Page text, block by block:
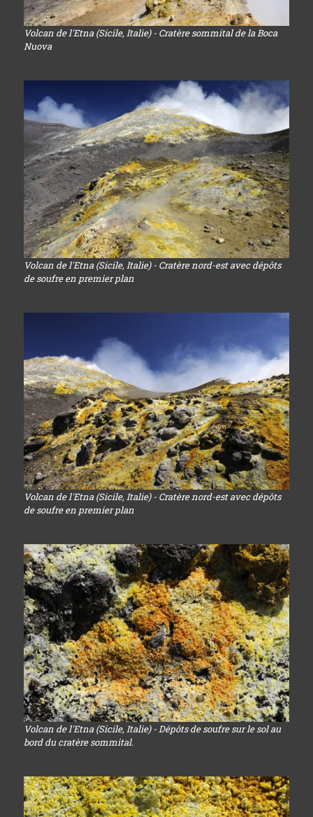
Volcan de l'Etna (Sicile, Italie) - Cratère sommital de la Boca
Nuova
Volcan de l'Etna (Sicile, Italie) - Cratère nord-est avec dépôts
de soufre en premier plan
Volcan de l'Etna (Sicile, Italie) - Cratère nord-est avec dépôts
de soufre en premier plan
Volcan de l'Etna (Sicile, Italie) - Dépôts de soufre sur le sol au
bord du cratère sommital.